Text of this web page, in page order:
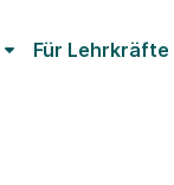
Für Lehrkräfte